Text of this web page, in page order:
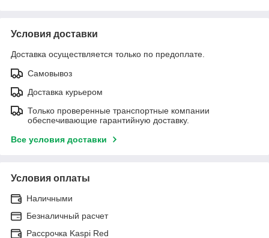
Условия доставки
Доставка осуществляется только по предоплате.
Самовывоз
Доставка курьером
Только проверенные транспортные компании
обеспечивающие гарантийную доставку.
Все условия доставки
Условия оплаты
Наличными
Безналичный расчет
Рассрочка Kaspi Red